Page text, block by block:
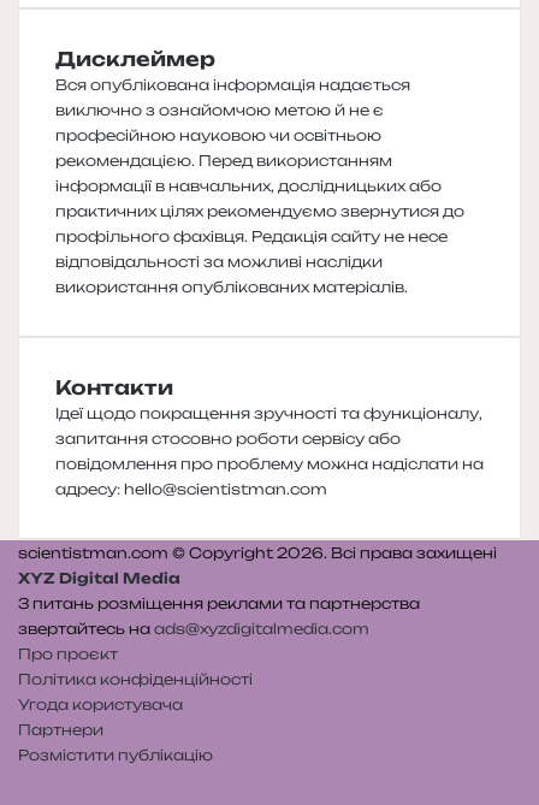
Дисклеймер
Вся опублікована інформація надається
виключно з ознайомчою метою й не є
професійною науковою чи освітньою
рекомендацією. Перед використанням
інформації в навчальних, дослідницьких або
практичних цілях рекомендуємо звернутися до
профільного фахівця. Редакція сайту не несе
відповідальності за можливі наслідки
використання опублікованих матеріалів.
Контакти
Ідеї щодо покращення зручності та функціоналу,
запитання стосовно роботи сервісу або
повідомлення про проблему можна надіслати на
адресу: hello@scientistman.com
scientistman.com © Copyright 2026. Всі права захищені
XYZ Digital Media
З питань розміщення реклами та партнерства
звертайтесь на ads@xyzdigitalmedia.com
Про проєкт
Політика конфіденційності
Угода користувача
Партнери
Розмістити публікацію